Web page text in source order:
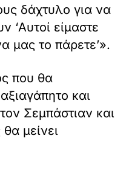
δάχτυλο για να
‘Αυτοί είμαστε
μας το πάρετε’».
που θα
και
Σεμπάστιαν και
μείνει